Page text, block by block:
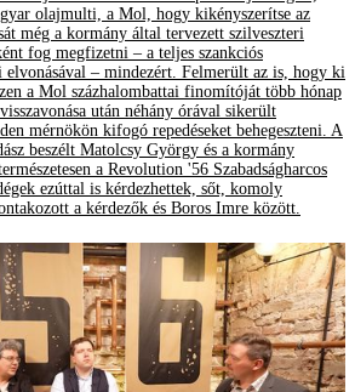
olajmulti, a Mol, hogy kikényszerítse az
még a kormány által tervezett szilveszteri
fog megfizetni – a teljes szankciós
elvonásával – mindezért. Felmerült az is, hogy ki
a Mol százhalombattai finomítóját több hónap
után néhány órával sikerült
mérnökön kifogó repedéseket behegeszteni. A
beszélt Matolcsy György és a kormány
a Revolution '56 Szabadságharcos
ezúttal is kérdezhettek, sőt, komoly
a kérdezők és Boros Imre között.